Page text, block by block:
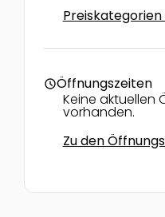
scheduleÖffnungszeiten
Keine aktuellen
vorhanden.
Zu den